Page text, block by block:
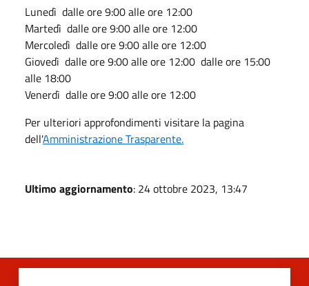
Lunedì dalle ore 9:00 alle ore 12:00
Martedì dalle ore 9:00 alle ore 12:00
Mercoledì dalle ore 9:00 alle ore 12:00
Giovedì dalle ore 9:00 alle ore 12:00 dalle ore 15:00
alle 18:00
Venerdì dalle ore 9:00 alle ore 12:00
Per ulteriori approfondimenti visitare la pagina
dell'Amministrazione Trasparente.
Ultimo aggiornamento: 24 ottobre 2023, 13:47